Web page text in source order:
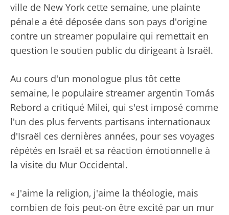
ville de New York cette semaine, une plainte
pénale a été déposée dans son pays d'origine
contre un streamer populaire qui remettait en
question le soutien public du dirigeant à Israël.
Au cours d'un monologue plus tôt cette
semaine, le populaire streamer argentin Tomás
Rebord a critiqué Milei, qui s'est imposé comme
l'un des plus fervents partisans internationaux
d'Israël ces dernières années, pour ses voyages
répétés en Israël et sa réaction émotionnelle à
la visite du Mur Occidental.
« J'aime la religion, j'aime la théologie, mais
combien de fois peut-on être excité par un mur